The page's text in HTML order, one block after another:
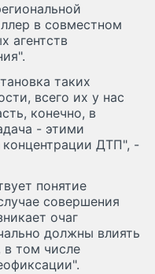
в совместном
агентств
таких
всего их у нас
конечно, в
- этими
ДТП", -
понятие
совершения
очаг
должны влиять
в том числе